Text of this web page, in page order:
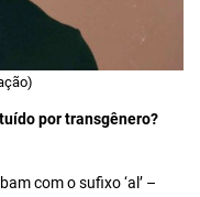
por transgênero?
com o sufixo ‘al’ –